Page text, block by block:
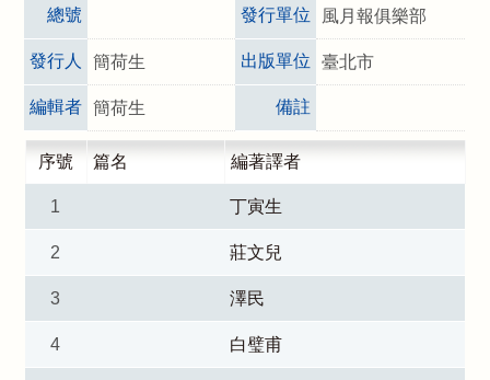
總號 發行單位 風月報俱樂部
發行人 簡荷生 出版單位 臺北市
編輯者 簡荷生 備註
序號 篇名 編著譯者
1 丁寅生
2 莊文兒
3 澤民
4 白璧甫